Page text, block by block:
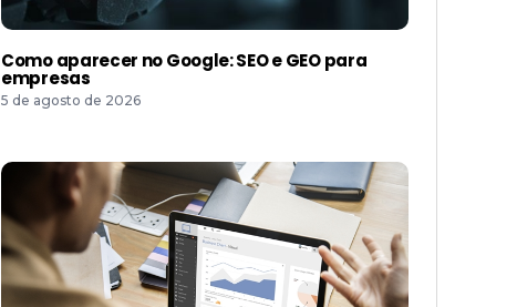
Como aparecer no Google: SEO e GEO para
empresas
5 de agosto de 2026